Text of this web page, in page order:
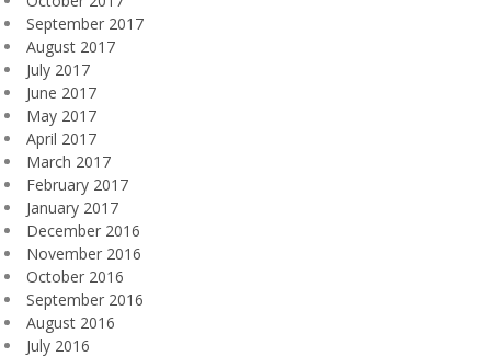
September 2017
August 2017
July 2017
June 2017
May 2017
April 2017
March 2017
February 2017
January 2017
December 2016
November 2016
October 2016
September 2016
August 2016
July 2016